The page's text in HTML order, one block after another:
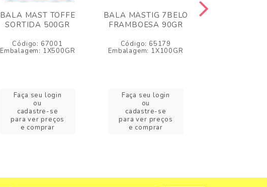
BALA MAST TOFFE
SORTIDA 500GR
Código: 67001
Embalagem: 1X500GR
Faça seu login
ou
cadastre-se
para ver preços
e comprar
BALA MASTIG 7BELO
FRAMBOESA 90GR
Código: 65179
Embalagem: 1X100GR
Faça seu login
ou
cadastre-se
para ver preços
e comprar